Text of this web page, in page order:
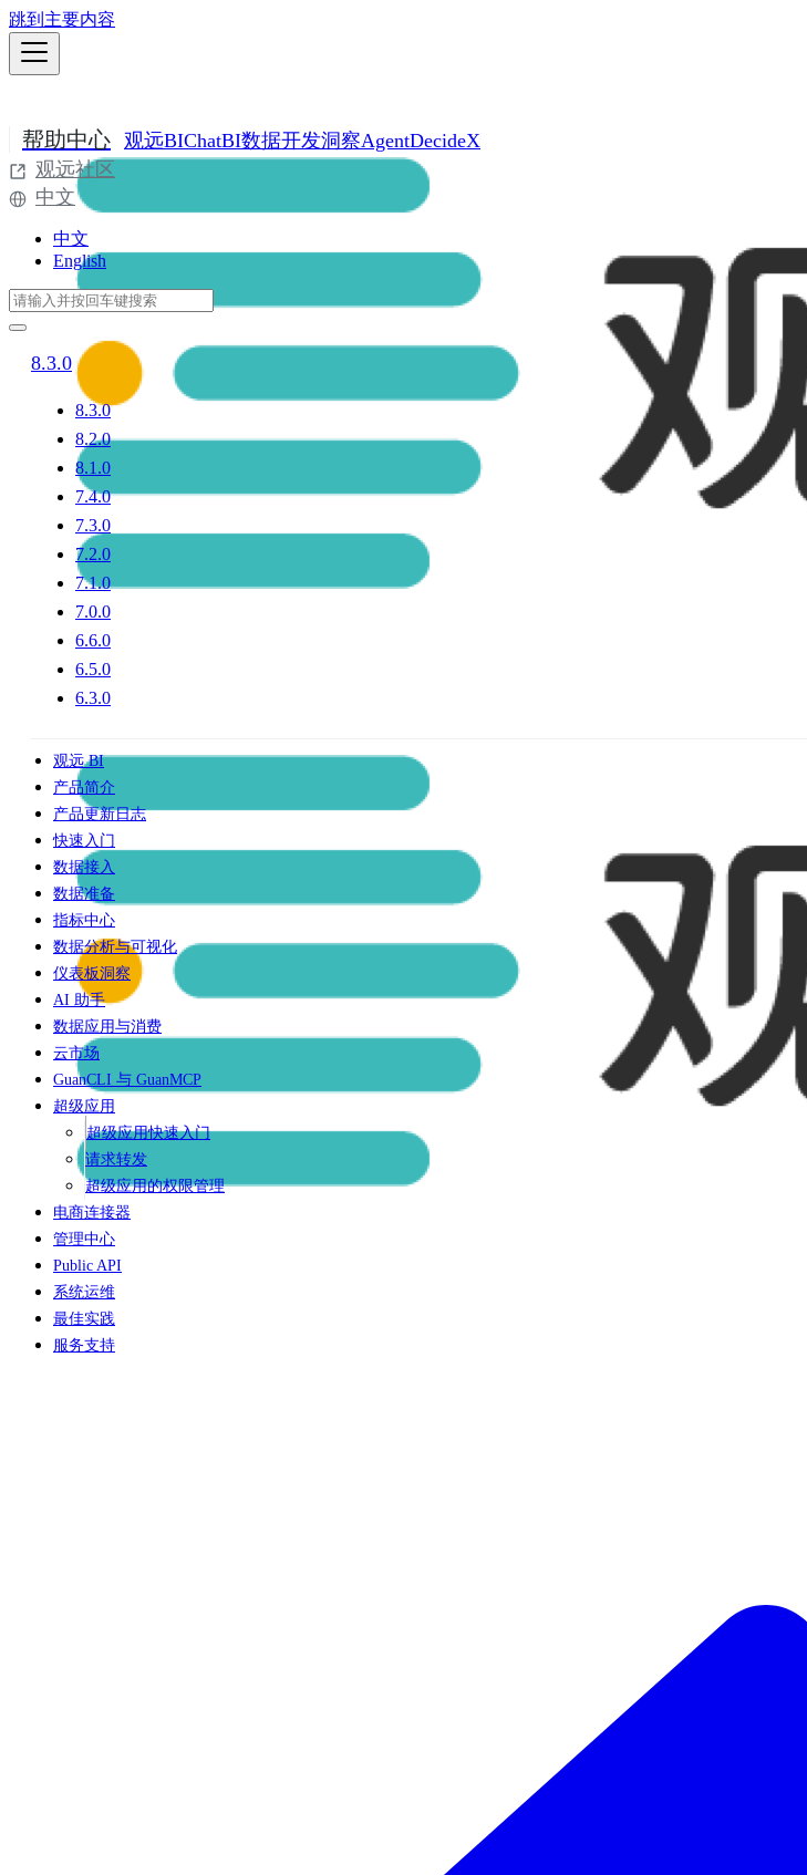
跳到主要内容
帮助中心 观远BIChatBI数据开发洞察AgentDecideX
观远社区
中文
中文
English
8.3.0
8.3.0
8.2.0
8.1.0
7.4.0
7.3.0
7.2.0
7.1.0
7.0.0
6.6.0
6.5.0
6.3.0
观远 BI
产品简介
产品更新日志
快速入门
数据接入
数据准备
指标中心
数据分析与可视化
仪表板洞察
AI 助手
数据应用与消费
云市场
GuanCLI 与 GuanMCP
超级应用
超级应用快速入门
请求转发
超级应用的权限管理
电商连接器
管理中心
Public API
系统运维
最佳实践
服务支持